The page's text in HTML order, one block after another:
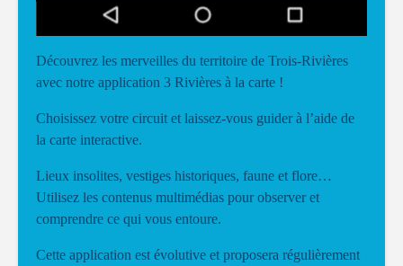
Découvrez les merveilles du territoire de Trois-Rivières
avec notre application 3 Rivières à la carte !
Choisissez votre circuit et laissez-vous guider à l’aide de
la carte interactive.
Lieux insolites, vestiges historiques, faune et flore…
Utilisez les contenus multimédias pour observer et
comprendre ce qui vous entoure.
Cette application est évolutive et proposera régulièrement